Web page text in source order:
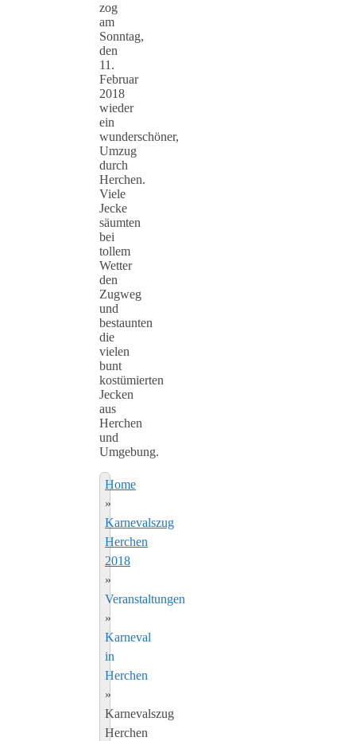
zog
am
Sonntag,
den
11.
Februar
2018
wieder
ein
wunderschöner,
Umzug
durch
Herchen.
Viele
Jecke
säumten
bei
tollem
Wetter
den
Zugweg
und
bestaunten
die
vielen
bunt
kostümierten
Jecken
aus
Herchen
und
Umgebung.
Home
»
Karnevalszug
Herchen
2018
»
Veranstaltungen
»
Karneval
in
Herchen
»
Karnevalszug
Herchen